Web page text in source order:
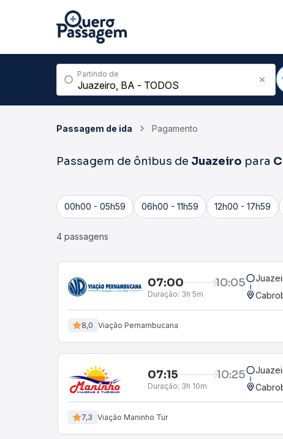
Partindo de
Passagem de ida Pagamento
Passagem de ônibus de Juazeiro para
00h00 - 05h59 06h00 - 11h59 12h00 - 17h59
4 passagens
07:00 10:05
Duração: 3h 5m
8,0 Viação Pernambucana
07:15 10:25
Duração: 3h 10m
7,3 Viação Maninho Tur